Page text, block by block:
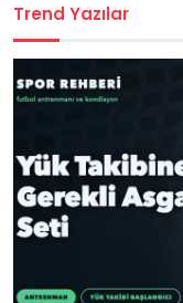
Trend Yazılar